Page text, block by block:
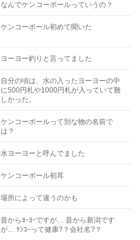
なんでケンコーボールっていうの？
ケンコーボール初めて聞いた
ヨーヨー釣りと言ってました
自分の頃は、水の入ったヨーヨーの中
に500円札や1000円札が入っていて難
しかった。
ケンコーボールって別な物の名前で
は？
水ヨーヨーと呼んでました
ケンコーボール初耳
場所によって違うのかも
昔からﾖｰﾖｰですが… 昔から新潟です
が… ｹﾝｺｰって健康?？会社名?？